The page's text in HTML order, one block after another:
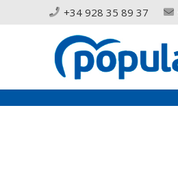
+34 928 35 89 37